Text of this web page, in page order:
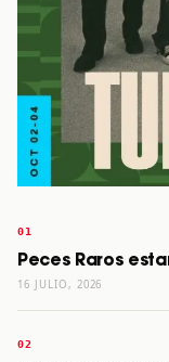
Peces Raros
16 JULIO, 2026